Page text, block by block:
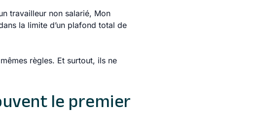
travailleur non salarié, Mon
la limite d’un plafond total de
règles. Et surtout, ils ne
le premier